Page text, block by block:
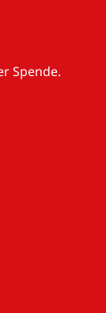
Spende.